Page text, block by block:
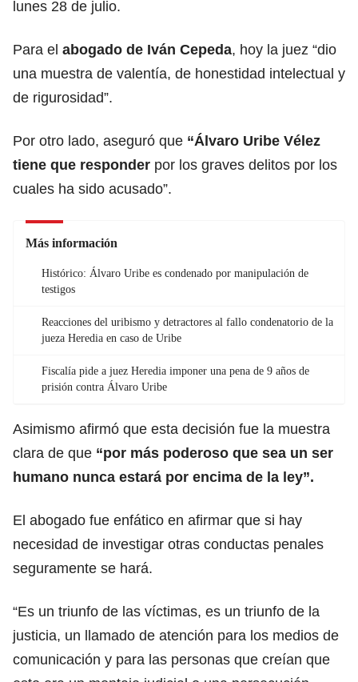
lunes 28 de julio.
Para el abogado de Iván Cepeda, hoy la juez “dio
una muestra de valentía, de honestidad intelectual y
de rigurosidad”.
Por otro lado, aseguró que “Álvaro Uribe Vélez
tiene que responder por los graves delitos por los
cuales ha sido acusado”.
Más información
Histórico: Álvaro Uribe es condenado por manipulación de
testigos
Reacciones del uribismo y detractores al fallo condenatorio de la
jueza Heredia en caso de Uribe
Fiscalía pide a juez Heredia imponer una pena de 9 años de
prisión contra Álvaro Uribe
Asimismo afirmó que esta decisión fue la muestra
clara de que “por más poderoso que sea un ser
humano nunca estará por encima de la ley”.
El abogado fue enfático en afirmar que si hay
necesidad de investigar otras conductas penales
seguramente se hará.
“Es un triunfo de las víctimas, es un triunfo de la
justicia, un llamado de atención para los medios de
comunicación y para las personas que creían que